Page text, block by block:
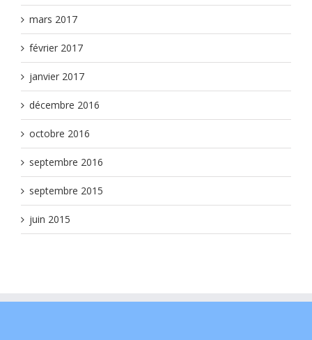
mars 2017
février 2017
janvier 2017
décembre 2016
octobre 2016
septembre 2016
septembre 2015
juin 2015